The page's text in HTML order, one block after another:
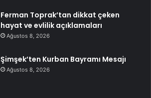
Ferman Toprak’tan dikkat çeken
hayat ve evlilik açıklamaları
Ağustos 8, 2026
Şimşek’ten Kurban Bayramı Mesajı
Ağustos 8, 2026